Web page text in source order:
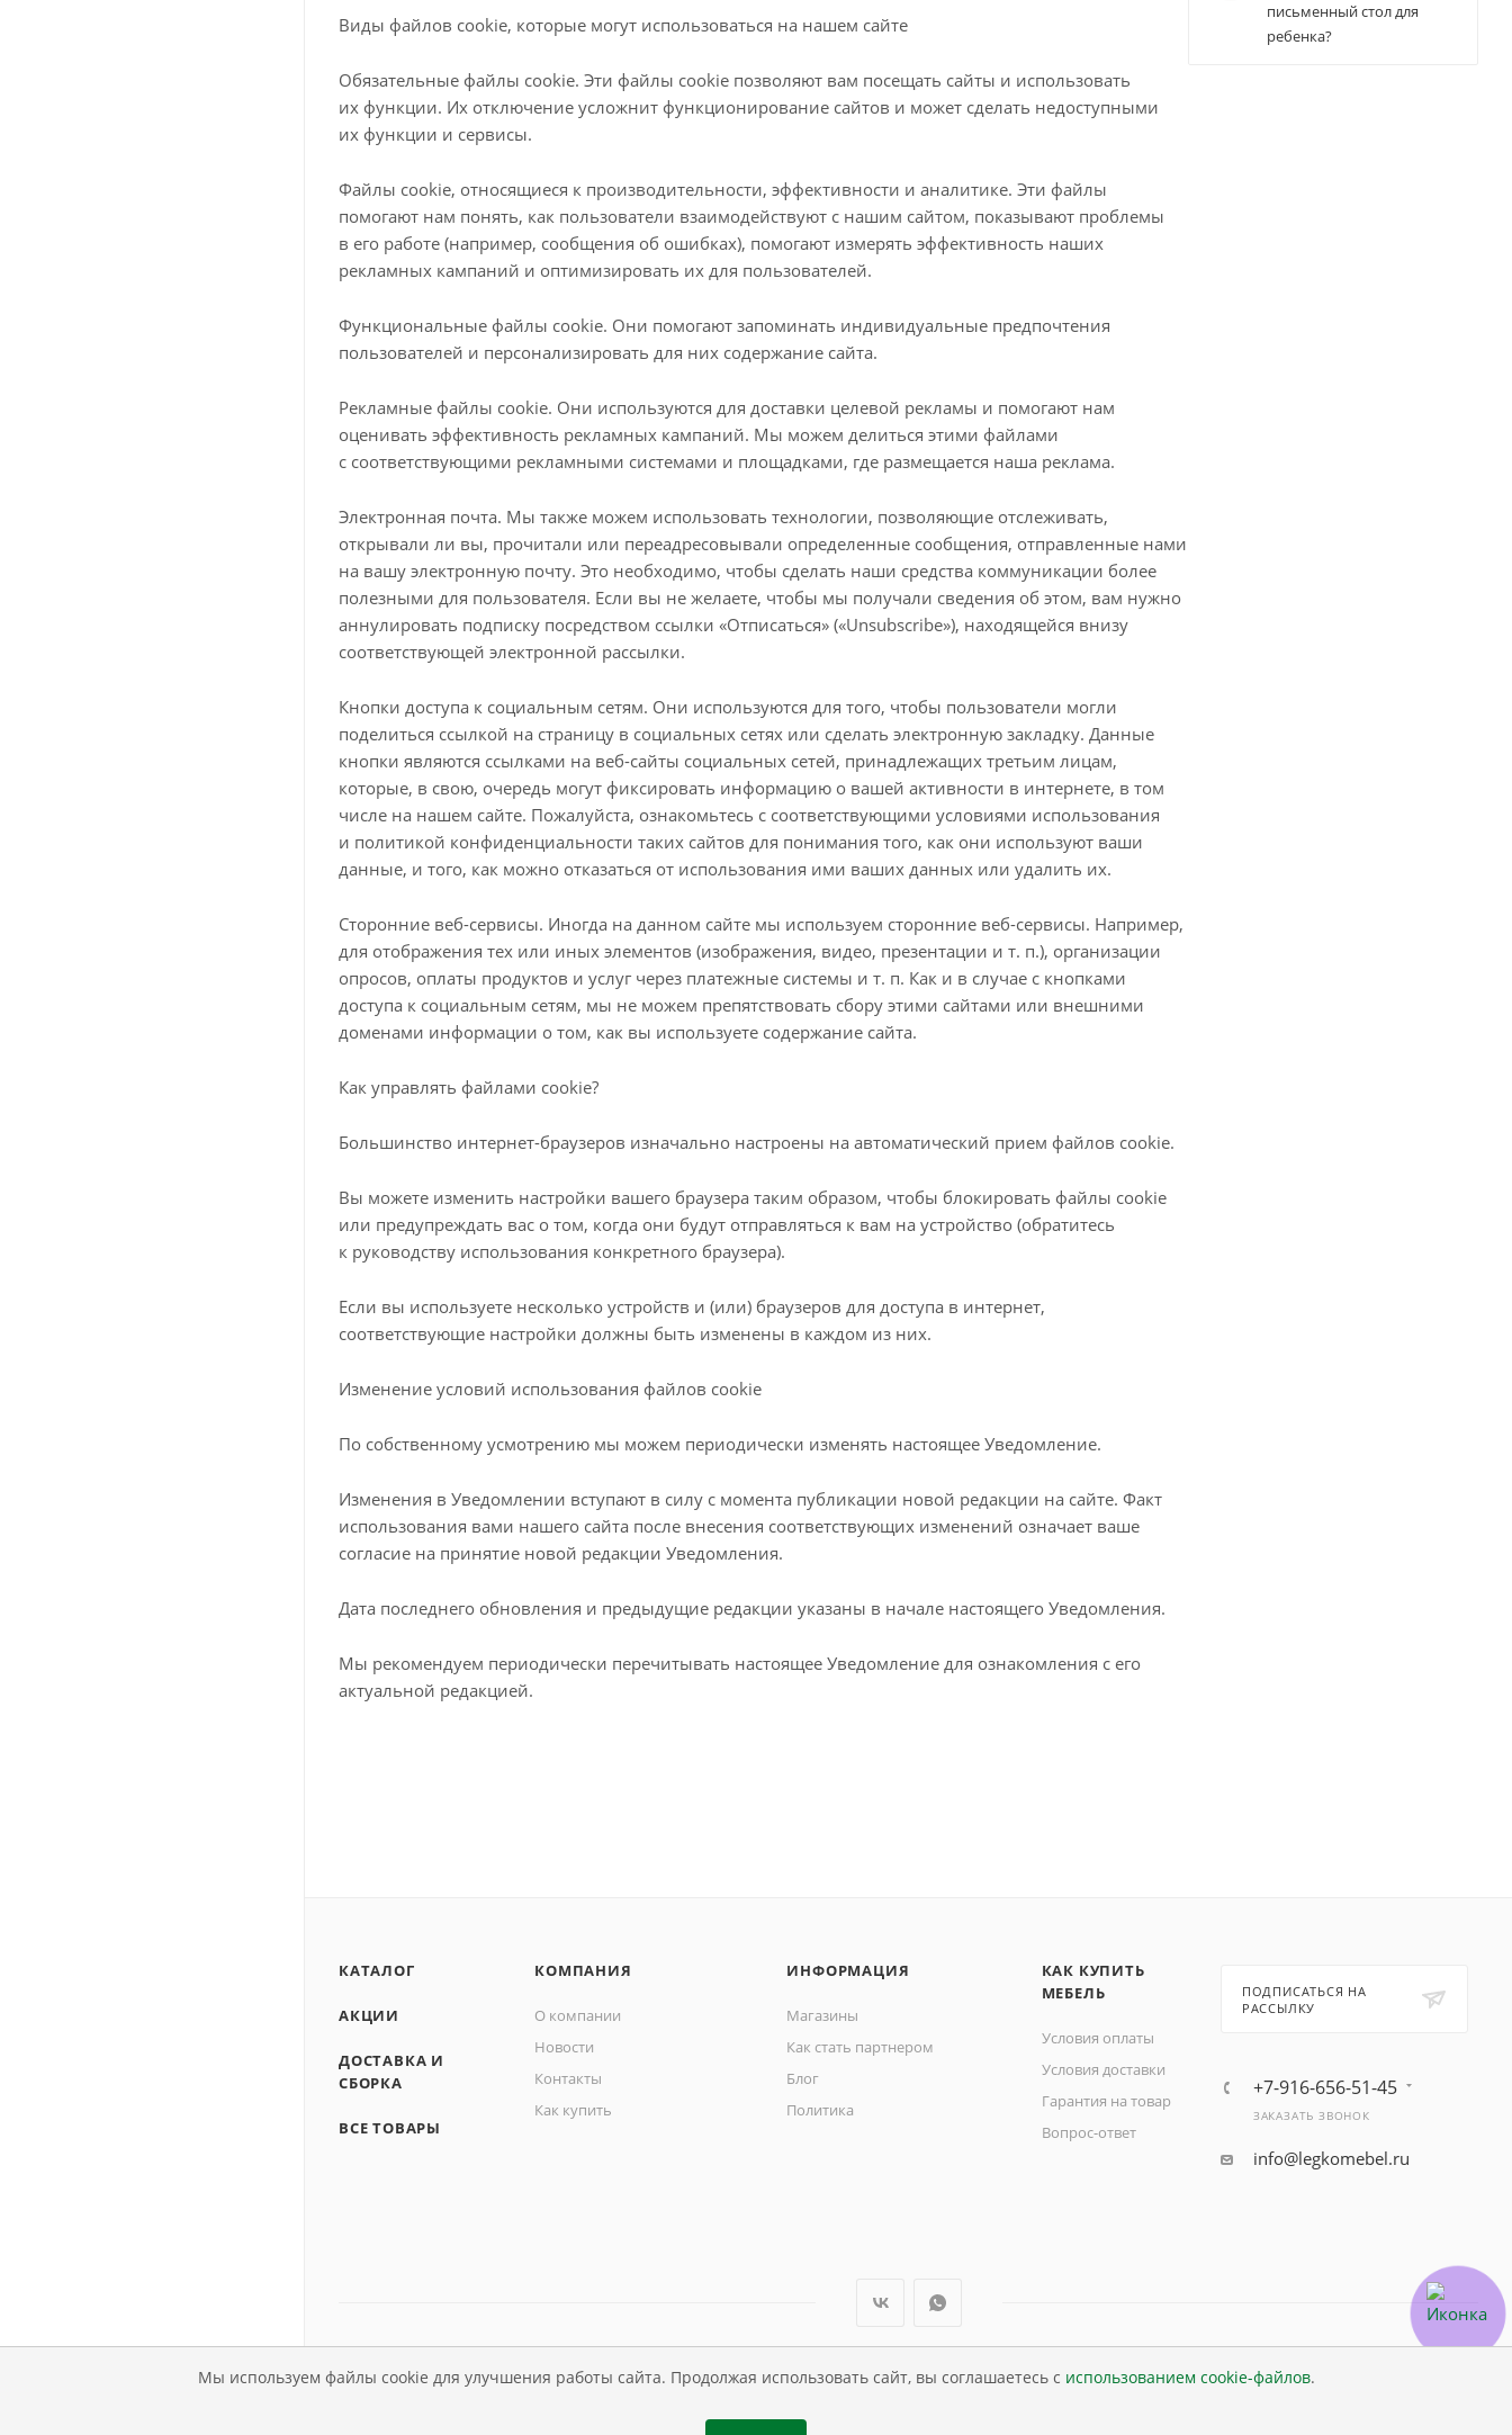
Мы используем файлы cookie для улучшения работы сайта. Продолжая использовать сайт, вы соглашаетесь с использованием cookie-файлов.
Виды файлов cookie, которые могут использоваться на нашем сайте
Обязательные файлы cookie. Эти файлы cookie позволяют вам посещать сайты и использовать
их функции. Их отключение усложнит функционирование сайтов и может сделать недоступными
их функции и сервисы.
Файлы cookie, относящиеся к производительности, эффективности и аналитике. Эти файлы
помогают нам понять, как пользователи взаимодействуют с нашим сайтом, показывают проблемы
в его работе (например, сообщения об ошибках), помогают измерять эффективность наших
рекламных кампаний и оптимизировать их для пользователей.
Функциональные файлы cookie. Они помогают запоминать индивидуальные предпочтения
пользователей и персонализировать для них содержание сайта.
Рекламные файлы cookie. Они используются для доставки целевой рекламы и помогают нам
оценивать эффективность рекламных кампаний. Мы можем делиться этими файлами
с соответствующими рекламными системами и площадками, где размещается наша реклама.
Электронная почта. Мы также можем использовать технологии, позволяющие отслеживать,
открывали ли вы, прочитали или переадресовывали определенные сообщения, отправленные нами
на вашу электронную почту. Это необходимо, чтобы сделать наши средства коммуникации более
полезными для пользователя. Если вы не желаете, чтобы мы получали сведения об этом, вам нужно
аннулировать подписку посредством ссылки «Отписаться» («Unsubscribe»), находящейся внизу
соответствующей электронной рассылки.
Кнопки доступа к социальным сетям. Они используются для того, чтобы пользователи могли
поделиться ссылкой на страницу в социальных сетях или сделать электронную закладку. Данные
кнопки являются ссылками на веб-сайты социальных сетей, принадлежащих третьим лицам,
которые, в свою, очередь могут фиксировать информацию о вашей активности в интернете, в том
числе на нашем сайте. Пожалуйста, ознакомьтесь с соответствующими условиями использования
и политикой конфиденциальности таких сайтов для понимания того, как они используют ваши
данные, и того, как можно отказаться от использования ими ваших данных или удалить их.
Сторонние веб-сервисы. Иногда на данном сайте мы используем сторонние веб-сервисы. Например,
для отображения тех или иных элементов (изображения, видео, презентации и т. п.), организации
опросов, оплаты продуктов и услуг через платежные системы и т. п. Как и в случае с кнопками
доступа к социальным сетям, мы не можем препятствовать сбору этими сайтами или внешними
доменами информации о том, как вы используете содержание сайта.
Как управлять файлами cookie?
Большинство интернет-браузеров изначально настроены на автоматический прием файлов cookie.
Вы можете изменить настройки вашего браузера таким образом, чтобы блокировать файлы cookie
или предупреждать вас о том, когда они будут отправляться к вам на устройство (обратитесь
к руководству использования конкретного браузера).
Если вы используете несколько устройств и (или) браузеров для доступа в интернет,
соответствующие настройки должны быть изменены в каждом из них.
Изменение условий использования файлов cookie
По собственному усмотрению мы можем периодически изменять настоящее Уведомление.
Изменения в Уведомлении вступают в силу с момента публикации новой редакции на сайте. Факт
использования вами нашего сайта после внесения соответствующих изменений означает ваше
согласие на принятие новой редакции Уведомления.
Дата последнего обновления и предыдущие редакции указаны в начале настоящего Уведомления.
Мы рекомендуем периодически перечитывать настоящее Уведомление для ознакомления с его
актуальной редакцией.
письменный стол для
ребенка?
КАТАЛОГ
АКЦИИ
ДОСТАВКА И
СБОРКА
ВСЕ ТОВАРЫ
КОМПАНИЯ
О компании
Новости
Контакты
Как купить
ИНФОРМАЦИЯ
Магазины
Как стать партнером
Блог
Политика
КАК КУПИТЬ
МЕБЕЛЬ
Условия оплаты
Условия доставки
Гарантия на товар
Вопрос-ответ
ПОДПИСАТЬСЯ НА
РАССЫЛКУ
+7-916-656-51-45
ЗАКАЗАТЬ ЗВОНОК
info@legkomebel.ru
© Магазин детской мебели Династия Kids , 1995 - 2026